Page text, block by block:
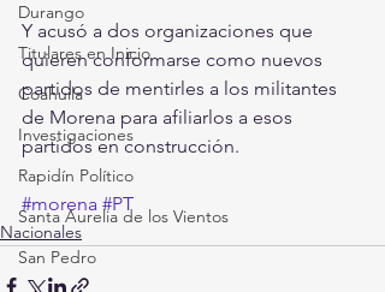
Durango
Titulares en Inicio
Coahuila
Investigaciones
Rapidín Político
Santa Aurelia de los Vientos
San Pedro
Y acusó a dos organizaciones que
quieren conformarse como nuevos
partidos de mentirles a los militantes
de Morena para afiliarlos a esos
partidos en construcción.
#morena #PT
Nacionales